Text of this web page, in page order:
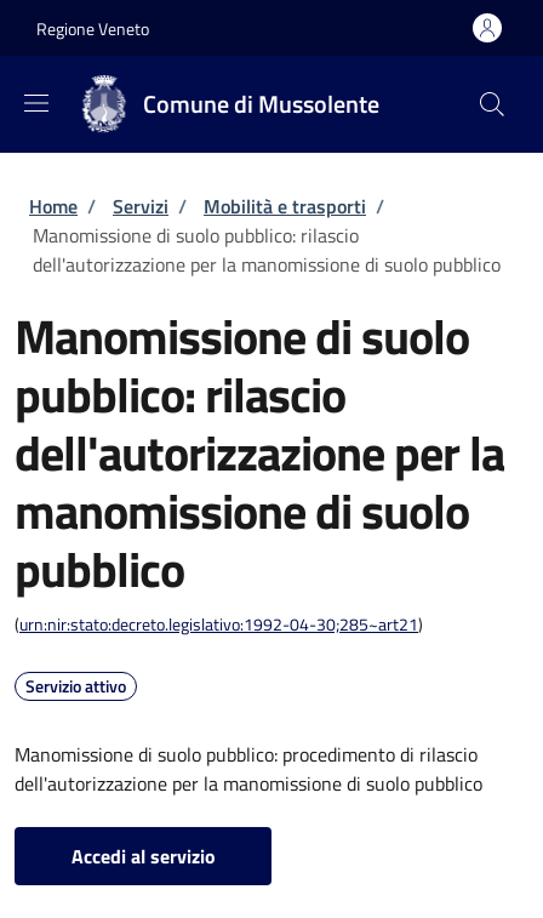
Regione Veneto
Comune di Mussolente
Briciole di pane
Home / Servizi / Mobilità e trasporti /
Manomissione di suolo pubblico: rilascio
dell'autorizzazione per la manomissione di suolo pubblico
Manomissione di suolo
pubblico: rilascio
dell'autorizzazione per la
manomissione di suolo
pubblico
(urn:nir:stato:decreto.legislativo:1992-04-30;285~art21)
Servizio attivo
Manomissione di suolo pubblico: procedimento di rilascio
dell'autorizzazione per la manomissione di suolo pubblico
Accedi al servizio